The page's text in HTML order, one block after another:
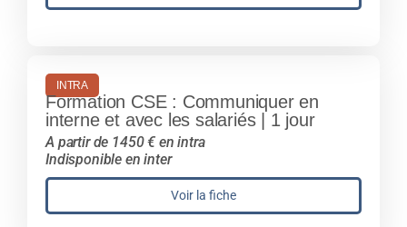
INTRA
Formation CSE : Communiquer en
interne et avec les salariés | 1 jour
A partir de 1450 € en intra
Indisponible en inter
Voir la fiche